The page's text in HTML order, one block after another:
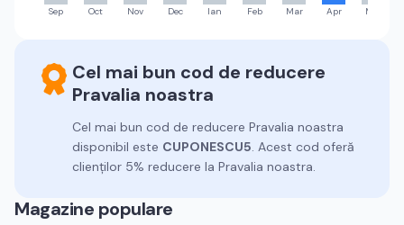
Sep Oct Nov Dec Ian Feb Mar Apr Mai
Cel mai bun cod de reducere
Pravalia noastra
Cel mai bun cod de reducere Pravalia noastra
disponibil este CUPONESCU5. Acest cod oferă
clienților 5% reducere la Pravalia noastra.
Magazine populare